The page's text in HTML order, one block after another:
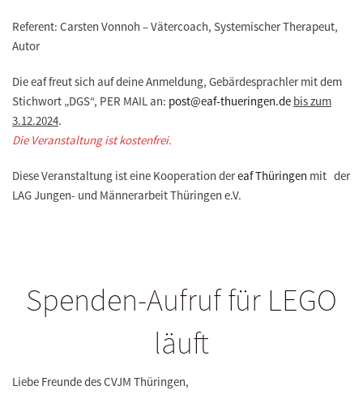
Referent: Carsten Vonnoh – Vätercoach, Systemischer Therapeut,
Autor
Die eaf freut sich auf deine Anmeldung, Gebärdesprachler mit dem
Stichwort „DGS“, PER MAIL an: post@eaf-thueringen.de bis zum
3.12.2024.
Die Veranstaltung ist kostenfrei.
Diese Veranstaltung ist eine Kooperation dereaf Thüringen mit der
LAG Jungen- und Männerarbeit Thüringen e.V.
Spenden-Aufruf für LEGO
läuft
Liebe Freunde des CVJM Thüringen,